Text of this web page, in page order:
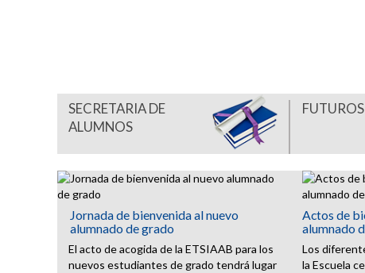
SECRETARIA DE
ALUMNOS
Jornada de bienvenida al nuevo
alumnado de grado
El acto de acogida de la ETSIAAB para los
nuevos estudiantes de grado tendrá lugar
Actos de
alumnado
Los
la Escuela